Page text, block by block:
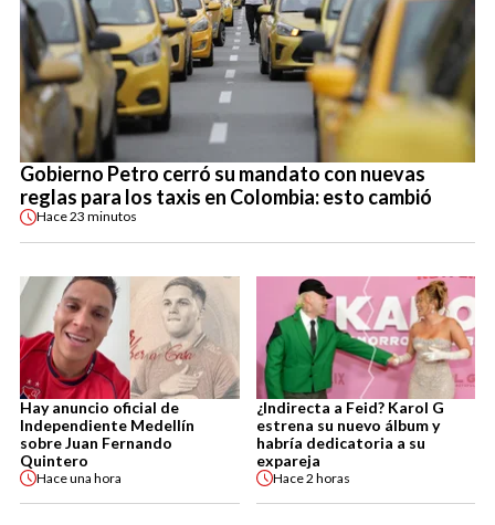
Gobierno Petro cerró su mandato con nuevas
reglas para los taxis en Colombia: esto cambió
Hace23 minutos
Hay anuncio oficial de
Independiente Medellín
sobre Juan Fernando
Quintero
Haceuna hora
¿Indirecta a Feid? Karol G
estrena su nuevo álbum y
habría dedicatoria a su
expareja
Hace2 horas